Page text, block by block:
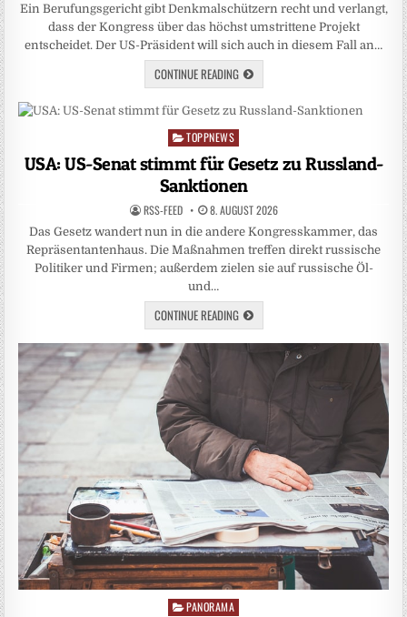
Ein Berufungsgericht gibt Denkmalschützern recht und verlangt,
dass der Kongress über das höchst umstrittene Projekt
entscheidet. Der US-Präsident will sich auch in diesem Fall an…
CONTINUE READING
Posted
TOPPNEWS
USA: US-Senat stimmt für Gesetz zu Russland-
Sanktionen
RSS-FEED 8. AUGUST 2026
Das Gesetz wandert nun in die andere Kongresskammer, das
Repräsentantenhaus. Die Maßnahmen treffen direkt russische
Politiker und Firmen; außerdem zielen sie auf russische Öl-
und…
CONTINUE READING
Posted
PANORAMA